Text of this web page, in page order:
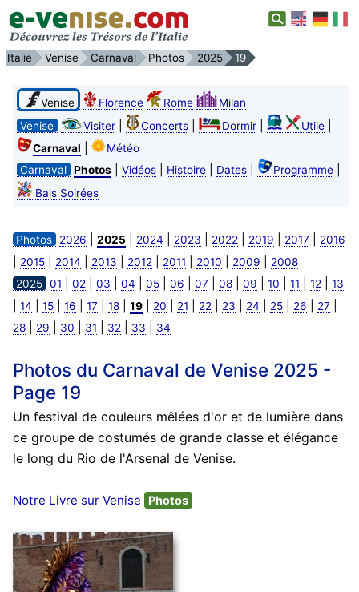
Italie Venise Carnaval Photos 2025 19
Venise Florence Rome
Milan
Venise
Visiter| Concerts| Dormir| Utile|
Carnaval
Météo
Carnaval Photos| Vidéos| Histoire| Dates| Programme|
Bals Soirées
Photos 2026 2025 2024 2023 2022 2019 2017 2016
2015| 2014 2013 2012 2011 2010 2009
2008
2025 01 02 03 04 05| 06 07 08| 09 10 11 12 13
14 15| 16 17 18| 19| 20 21 22 23 24 25| 26 27
28| 29 30 31 32 33 34
Photos du Carnaval de Venise 2025 -
Page 19
Un festival de couleurs mêlées d'or et de lumière dans
ce groupe de costumés de grande classe et élégance
le long du Rio de l'Arsenal de Venise.
Notre Livre sur Venise Photos